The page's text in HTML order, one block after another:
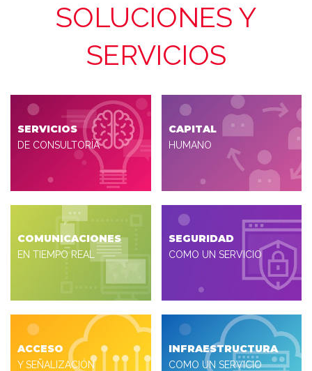
SOLUCIONES Y
SERVICIOS
SERVICIOS
DE CONSULTORÍA
CAPITAL
HUMANO
COMUNICACIONES
EN TIEMPO REAL
SEGURIDAD
COMO UN SERVICIO
ACCESO
Y SEÑALIZACIÓN
INFRAESTRUCTURA
COMO UN SERVICIO